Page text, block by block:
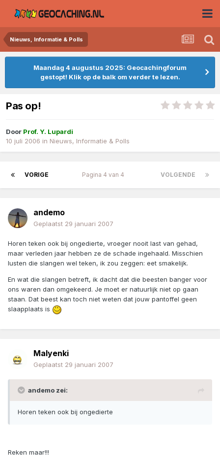
Nieuws, Informatie & Polls
Maandag 4 augustus 2025: Geocachingforum
gestopt! Klik op de balk om verder te lezen.
Pas op!
Door Prof. Y. Lupardi
10 juli 2006 in Nieuws, Informatie & Polls
VORIGE VOLGENDE
Pagina 4 van 4
andemo
Geplaatst 29 januari 2007
Horen teken ook bij ongedierte, vroeger nooit last van gehad,
maar verleden jaar hebben ze de schade ingehaald. Misschien
lusten die slangen wel teken, ik zou zeggen: eet smakelijk.
En wat die slangen betreft, ik dacht dat die beesten banger voor
ons waren dan omgekeerd. Je moet er natuurlijk niet op gaan
staan. Dat beest kan toch niet weten dat jouw pantoffel geen
slaapplaats is
Malyenki
Geplaatst 29 januari 2007
andemo zei:
Horen teken ook bij ongedierte
Reken maar!!!